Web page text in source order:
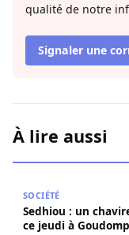
qualité de notre
Signaler une
À lire aussi
SOCIÉTÉ
Sedhiou : un
ce jeudi à Goudomp